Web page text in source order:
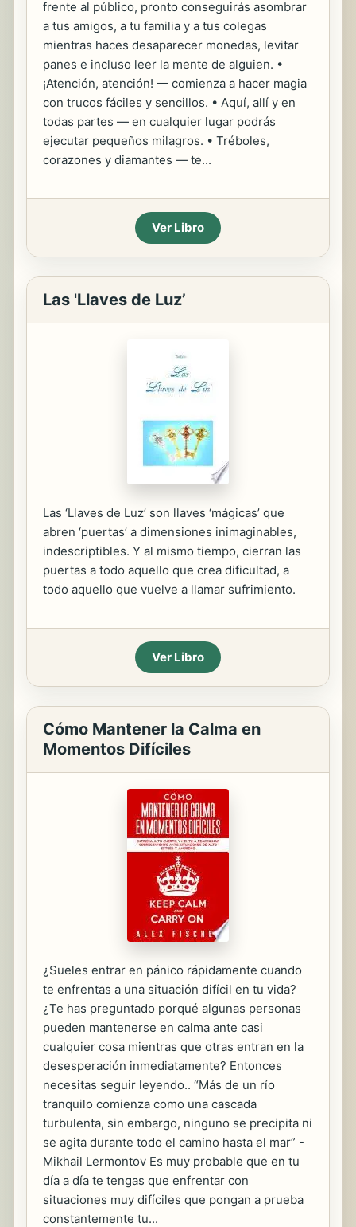
frente al público, pronto conseguirás asombrar
a tus amigos, a tu familia y a tus colegas
mientras haces desaparecer monedas, levitar
panes e incluso leer la mente de alguien. •
¡Atención, atención! — comienza a hacer magia
con trucos fáciles y sencillos. • Aquí, allí y en
todas partes — en cualquier lugar podrás
ejecutar pequeños milagros. • Tréboles,
corazones y diamantes — te...
Ver Libro
Las 'Llaves de Luz’
Las ‘Llaves de Luz’ son llaves ‘mágicas’ que
abren ‘puertas’ a dimensiones inimaginables,
indescriptibles. Y al mismo tiempo, cierran las
puertas a todo aquello que crea dificultad, a
todo aquello que vuelve a llamar sufrimiento.
Ver Libro
Cómo Mantener la Calma en
Momentos Difíciles
¿Sueles entrar en pánico rápidamente cuando
te enfrentas a una situación difícil en tu vida?
¿Te has preguntado porqué algunas personas
pueden mantenerse en calma ante casi
cualquier cosa mientras que otras entran en la
desesperación inmediatamente? Entonces
necesitas seguir leyendo.. “Más de un río
tranquilo comienza como una cascada
turbulenta, sin embargo, ninguno se precipita ni
se agita durante todo el camino hasta el mar” -
Mikhail Lermontov Es muy probable que en tu
día a día te tengas que enfrentar con
situaciones muy difíciles que pongan a prueba
constantemente tu...